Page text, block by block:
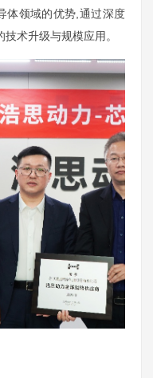
体领域的优势,通过深度
术升级与规模应用。